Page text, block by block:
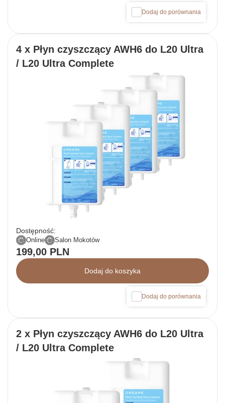
Dodaj do porównania
4 x Płyn czyszczący AWH6 do L20 Ultra
/ L20 Ultra Complete
Dostępność:
Online Salon Mokotów
199,00 PLN
Dodaj do koszyka
Dodaj do porównania
2 x Płyn czyszczący AWH6 do L20 Ultra
/ L20 Ultra Complete